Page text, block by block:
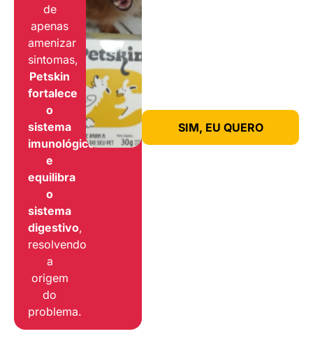
de
apenas
amenizar
sintomas,
Petskin
fortalece
o
sistema
imunológico
e
equilibra
o
sistema
digestivo,
resolvendo
a
origem
do
problema.
SIM, EU QUERO